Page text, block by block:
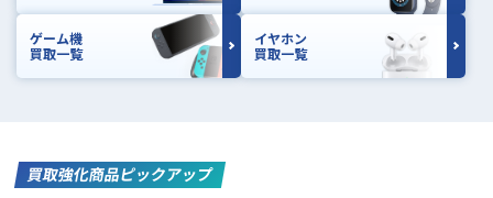
ゲーム機
買取一覧
イヤホン
買取一覧
買取強化商品ピックアップ